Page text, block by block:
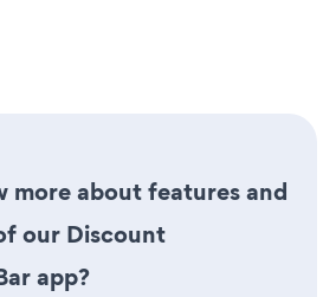
more about features and
our Discount
app?